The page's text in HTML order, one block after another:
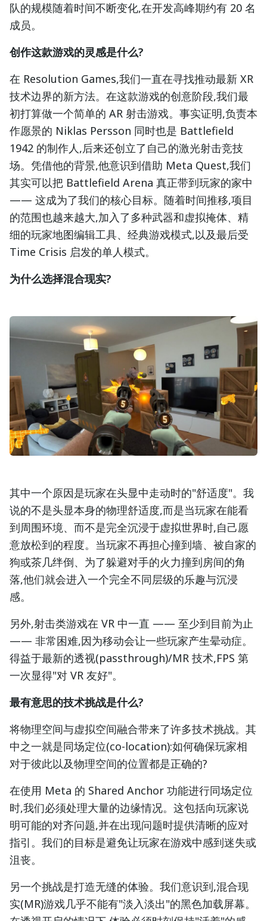
队的规模随着时间不断变化,在开发高峰期约有 20 名
成员。
创作这款游戏的灵感是什么?
在 Resolution Games,我们一直在寻找推动最新 XR
技术边界的新方法。在这款游戏的创意阶段,我们最
初打算做一个简单的 AR 射击游戏。事实证明,负责本
作愿景的 Niklas Persson 同时也是 Battlefield
1942 的制作人,后来还创立了自己的激光射击竞技
场。凭借他的背景,他意识到借助 Meta Quest,我们
其实可以把 Battlefield Arena 真正带到玩家的家中
—— 这成为了我们的核心目标。随着时间推移,项目
的范围也越来越大,加入了多种武器和虚拟掩体、精
细的玩家地图编辑工具、经典游戏模式,以及最后受
Time Crisis 启发的单人模式。
为什么选择混合现实?
其中一个原因是玩家在头显中走动时的"舒适度"。我
说的不是头显本身的物理舒适度,而是当玩家在能看
到周围环境、而不是完全沉浸于虚拟世界时,自己愿
意放松到的程度。当玩家不再担心撞到墙、被自家的
狗或茶几绊倒、为了躲避对手的火力撞到房间的角
落,他们就会进入一个完全不同层级的乐趣与沉浸
感。
另外,射击类游戏在 VR 中一直 —— 至少到目前为止
—— 非常困难,因为移动会让一些玩家产生晕动症。
得益于最新的透视(passthrough)/MR 技术,FPS 第
一次显得"对 VR 友好"。
最有意思的技术挑战是什么?
将物理空间与虚拟空间融合带来了许多技术挑战。其
中之一就是同场定位(co-location):如何确保玩家相
对于彼此以及物理空间的位置都是正确的?
在使用 Meta 的 Shared Anchor 功能进行同场定位
时,我们必须处理大量的边缘情况。这包括向玩家说
明可能的对齐问题,并在出现问题时提供清晰的应对
指引。我们的目标是避免让玩家在游戏中感到迷失或
沮丧。
另一个挑战是打造无缝的体验。我们意识到,混合现
实(MR)游戏几乎不能有"淡入淡出"的黑色加载屏幕。